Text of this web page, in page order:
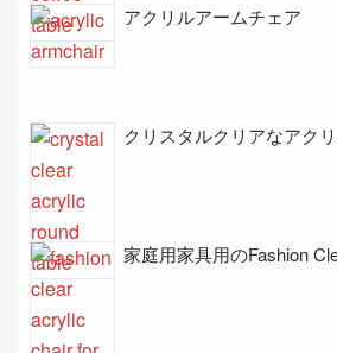
アクリルアームチェア
クリスタルクリアなアク
家庭用家具用のFashion